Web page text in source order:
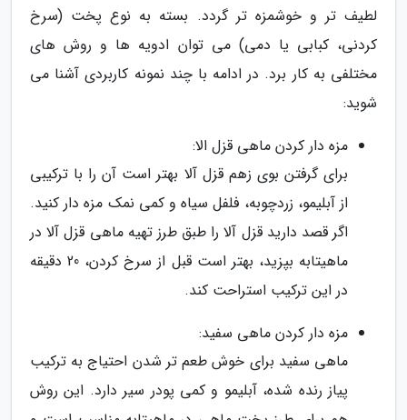
لطیف تر و خوشمزه تر گردد. بسته به نوع پخت (سرخ
کردنی، کبابی یا دمی) می توان ادویه ها و روش های
مختلفی به کار برد. در ادامه با چند نمونه کاربردی آشنا می
شوید:
مزه دار کردن ماهی قزل الا:
برای گرفتن بوی زهم قزل آلا بهتر است آن را با ترکیبی
از آبلیمو، زردچوبه، فلفل سیاه و کمی نمک مزه دار کنید.
اگر قصد دارید قزل آلا را طبق طرز تهیه ماهی قزل آلا در
ماهیتابه بپزید، بهتر است قبل از سرخ کردن، 20 دقیقه
در این ترکیب استراحت کند.
مزه دار کردن ماهی سفید:
ماهی سفید برای خوش طعم تر شدن احتیاج به ترکیب
پیاز رنده شده، آبلیمو و کمی پودر سیر دارد. این روش